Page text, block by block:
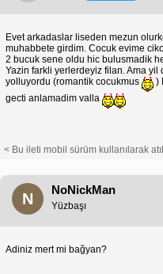
Evet arkadaslar liseden mezun
muhabbete girdim. Cocuk evime
2 bucuk sene oldu hic bulusmadik
Yazin farkli yerlerdeyiz filan. Ama
yolluyordu (romantik cocukmus
)
gecti anlamadim valla
< Bu ileti mobil sürüm kullanılarak
N
NoNickMan
Yüzbaşı
Adiniz mert mi bağyan?